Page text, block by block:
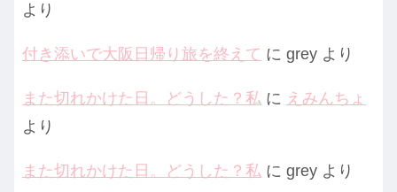
より
付き添いで大阪日帰り旅を終えて に grey より
また切れかけた日。どうした？私 に えみんちょ
より
また切れかけた日。どうした？私 に grey より